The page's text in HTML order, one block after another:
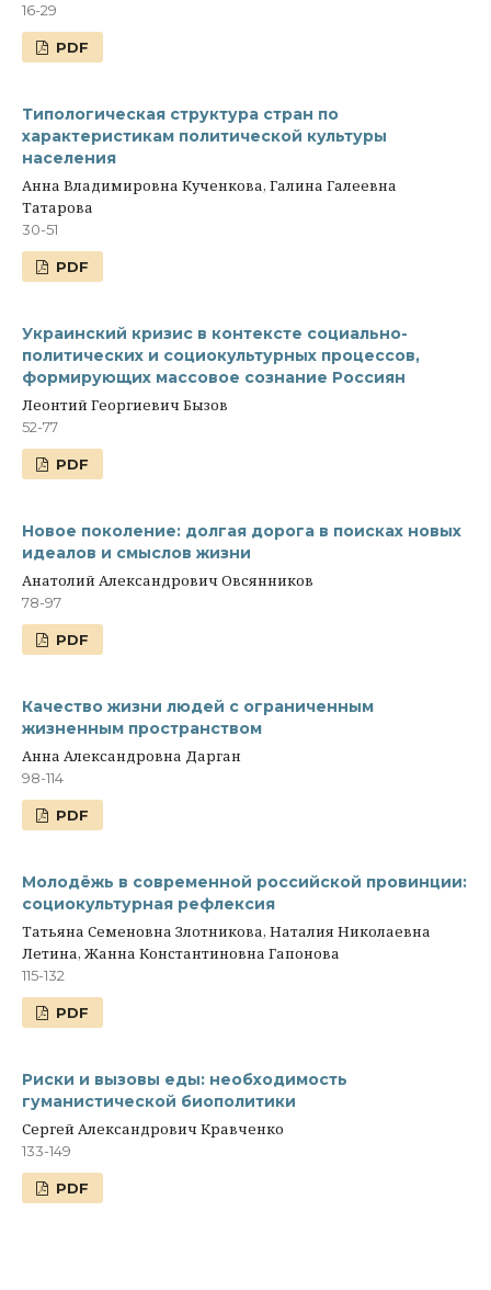
16-29
PDF
Типологическая структура стран по
характеристикам политической культуры
населения
Анна Владимировна Кученкова, Галина Галеевна
Татарова
30-51
PDF
Украинский кризис в контексте социально-
политических и социокультурных процессов,
формирующих массовое сознание Россиян
Леонтий Георгиевич Бызов
52-77
PDF
Новое поколение: долгая дорога в поисках новых
идеалов и смыслов жизни
Анатолий Александрович Овсянников
78-97
PDF
Качество жизни людей с ограниченным
жизненным пространством
Анна Александровна Дарган
98-114
PDF
Молодёжь в современной российской провинции:
социокультурная рефлексия
Татьяна Семеновна Злотникова, Наталия Николаевна
Летина, Жанна Константиновна Гапонова
115-132
PDF
Риски и вызовы еды: необходимость
гуманистической биополитики
Сергей Александрович Кравченко
133-149
PDF